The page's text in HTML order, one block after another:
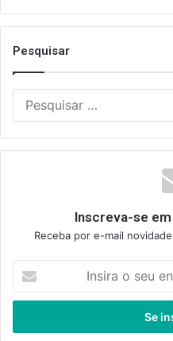
Pesquisar
Inscreva-se
Receba por e-mail
seu
de